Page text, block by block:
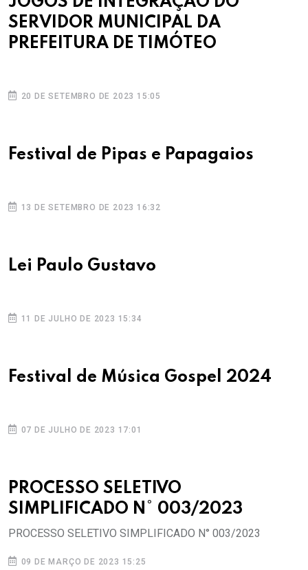
SERVIDOR MUNICIPAL DA
PREFEITURA DE TIMÓTEO
20 DE SETEMBRO DE 2023 15:05
Festival de Pipas e Papagaios
13 DE SETEMBRO DE 2023 16:32
Lei Paulo Gustavo
11 DE JULHO DE 2023 15:34
Festival de Música Gospel 2024
07 DE JULHO DE 2023 17:01
PROCESSO SELETIVO
SIMPLIFICADO N° 003/2023
PROCESSO SELETIVO SIMPLIFICADO N° 003/2023
09 DE MARÇO DE 2023 15:25